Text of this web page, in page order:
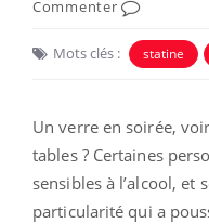
Commenter
Mots clés : statine
Un verre en soirée,
tables ? Certaines
sensibles à l’alcool, et
particularité qui a